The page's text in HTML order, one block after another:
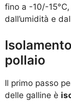
fino a -10/-
dall’umidità e
pollaio
Il primo passo
delle galline è